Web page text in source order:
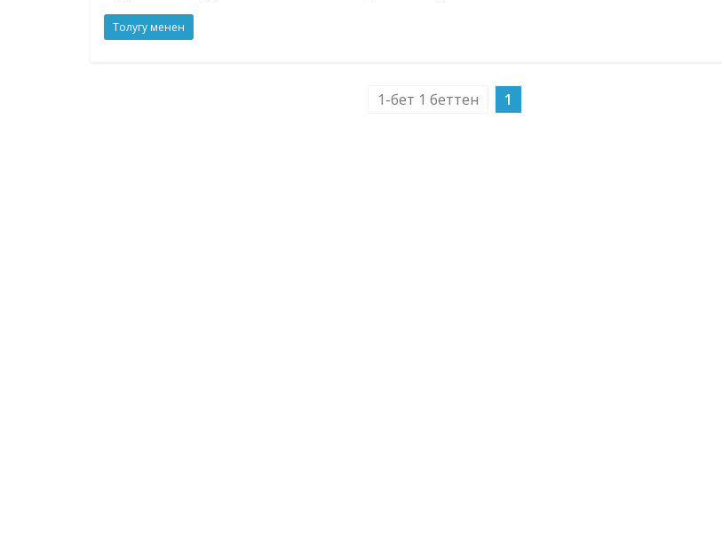
Толугу менен
1-бет 1 беттен 1